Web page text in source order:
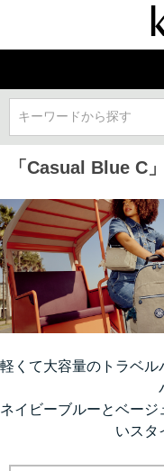
キーワードから探す
「Casual Blue C
軽くて大容量のトラベ
ネイビーブルーとベー
いスタ